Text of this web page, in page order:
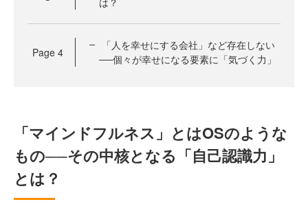
Page 4
「人を幸せにする会社」など存在しない
──個々が幸せになる要素に「気づく力」
「マインドフルネス」とはOSのような
もの──その中核となる「自己認識力」
とは？